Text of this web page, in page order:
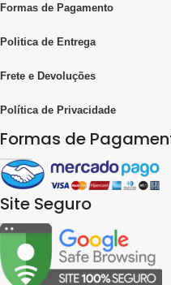
Formas de Pagamento
Politica de Entrega
Frete e Devoluções
Política de Privacidade
Formas de
Site Seguro